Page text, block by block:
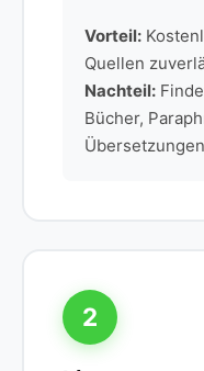
Vorteil:
Quellen
Nachteil:
Bücher,
Übersetzungen
2